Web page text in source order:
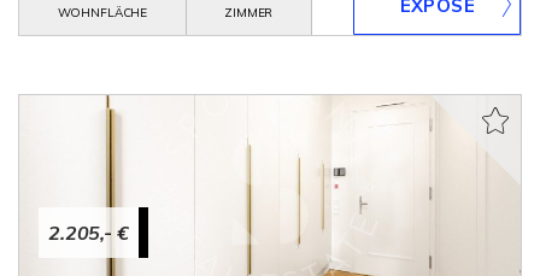
WOHNFLÄCHE
ZIMMER
2.205,- €